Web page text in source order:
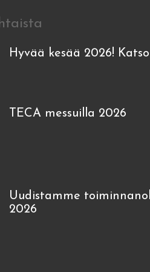
Hyvää kesää 2026!
TECA messuilla 2026
Uudistamme
2026